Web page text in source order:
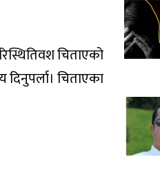
चिताएको
चिताएका